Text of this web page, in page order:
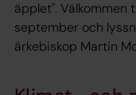
äpplet". Välkommen
september och
ärkebiskop Martin